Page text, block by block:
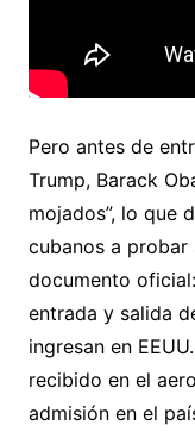
Pero antes de
Trump, Barack
mojados”, lo que
cubanos a probar
documento
entrada y salida
ingresan en
recibido en el
admisión en el